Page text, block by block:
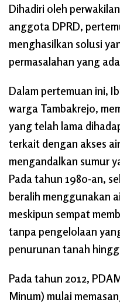
Dihadiri oleh
anggota DPRD,
menghasilkan solusi
permasalahan yang
Dalam pertemuan ini,
warga Tambakrejo,
yang telah lama
terkait dengan akses
mengandalkan sumur
Pada tahun 1980-an,
beralih menggunakan
meskipun sempat
tanpa pengelolaan
penurunan tanah
Pada tahun 2012,
Minum) mulai